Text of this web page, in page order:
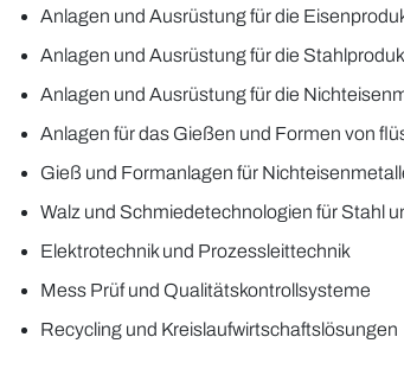
Anlagen und Ausrüstung für die
Anlagen und Ausrüstung für die
Anlagen und Ausrüstung für die
Anlagen für das Gießen und Formen von
Gieß und Formanlagen für
Walz und Schmiedetechnologien für Stahl
Elektrotechnik und Prozessleittechnik
Mess Prüf und Qualitätskontrollsysteme
Recycling und Kreislaufwirtschaftslösungen